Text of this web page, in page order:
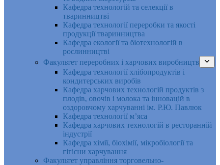
Кафедра технологій та селекції в
тваринництві
Кафедра технології переробки та якості
продукції тваринництва
Кафедра екології та біотехнологій в
рослинництві
Факультет переробних і харчових виробництв
Кафедра технології хлібопродуктів і
кондитерських виробів
Кафедра харчових технологій продуктів з
плодів, овочів і молока та інновацій в
оздоровчому харчуванні ім. Р.Ю. Павлюк
Кафедра технології м’яса
Кафедра харчових технологій в ресторанній
індустрії
Кафедра хімії, біохімії, мікробіології та
гігієни харчування
Факультет управління торговельно-